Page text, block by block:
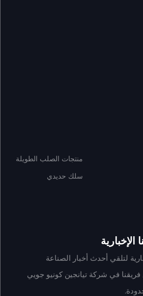
منتجات الصلب الطويلة
سلك حديدي
لتلقي أحدث أخبار الصناعة
في شركة تيانجين كونيو جويي